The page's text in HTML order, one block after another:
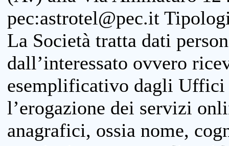
pec:astrotel@pec.it
La Società tratta dati
dall’interessato ovvero
esemplificativo dagli
l’erogazione dei servizi
anagrafici, ossia nome,